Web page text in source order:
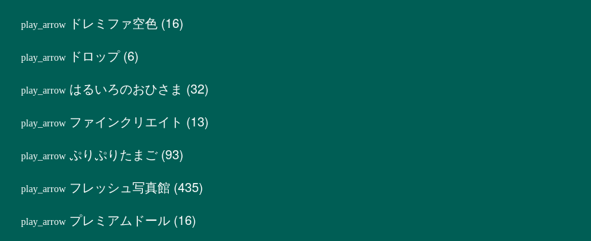
ドレミファ空色 (16)
ドロップ(6)
はるいろのおひさま (32)
ファインクリエイト (13)
ぷりぷりたまご (93)
フレッシュ写真館 (435)
プレミアムドール (16)